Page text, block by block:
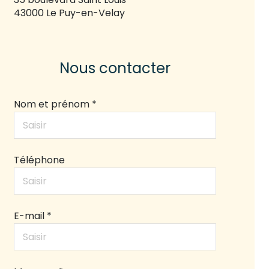
43000 Le Puy-en-Velay
Nous contacter
Nom et prénom *
Téléphone
E-mail *